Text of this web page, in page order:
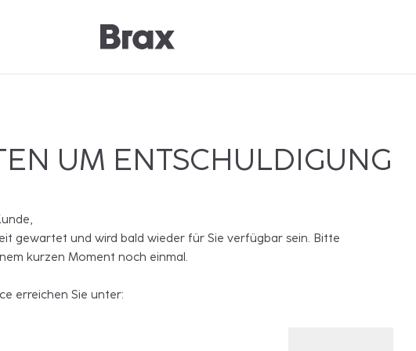
UM ENTSCHULDIGUNG
gewartet und wird bald wieder für Sie verfügbar sein. Bitte
kurzen Moment noch einmal.
erreichen Sie unter: